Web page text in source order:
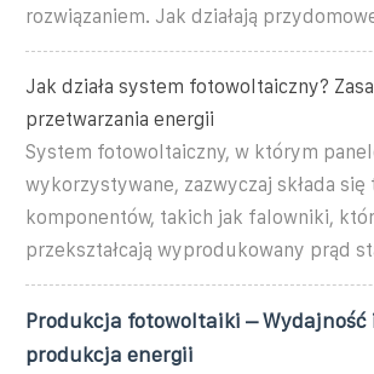
rozwiązaniem. Jak działają
Jak działa system fotowoltaiczny?
przetwarzania energii
System fotowoltaiczny, w którym
wykorzystywane, zazwyczaj składa się
komponentów, takich jak falowniki,
przekształcają wyprodukowany prąd
Produkcja fotowoltaiki – Wydajność
produkcja energii